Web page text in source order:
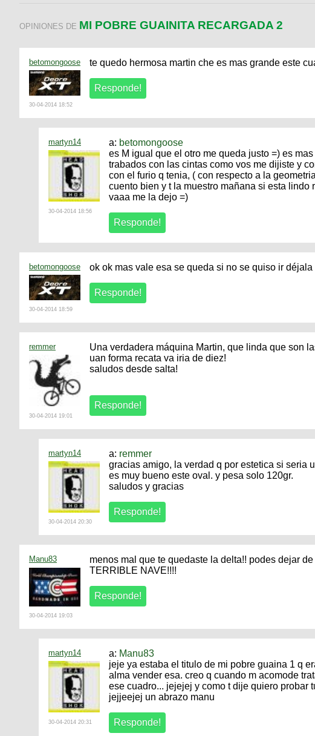
OPINIONES DE MI POBRE GUAINITA RECARGADA 2
betomongoose
30-04-2014 18:52
te quedo hermosa martin che es mas grande este
martyn14
30-04-2014 18:56
a: betomongoose
es M igual que el otro me queda justo =) es
trabados con las cintas como vos me dijiste y
con el furio q tenia, ( con respecto a la
cuento bien y t la muestro mañana si esta
vaaa me la dejo =)
betomongoose
30-04-2014 18:59
ok ok mas vale esa se queda si no se quiso ir déjala
remmer
30-04-2014 19:01
Una verdadera máquina Martin, que linda que son
uan forma recata va iria de diez!
saludos desde salta!
martyn14
30-04-2014 20:30
a: remmer
gracias amigo, la verdad q por estetica si seria
es muy bueno este oval. y pesa solo 120gr.
saludos y gracias
Manu83
30-04-2014 19:03
menos mal que te quedaste la delta!! podes dejar
TERRIBLE NAVE!!!!
martyn14
30-04-2014 20:31
a: Manu83
jeje ya estaba el titulo de mi pobre guaina 1 q
alma vender esa. creo q cuando m acomode
ese cuadro... jejejej y como t dije quiero probar
jejjeejej un abrazo manu